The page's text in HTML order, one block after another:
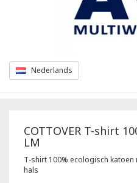
Nederlands
Kostuums
Greiff
Brook Taverner
Jassen
Stropdassen
Werkbroeken
Jeans werkbroeken
Werkbroeken 4-way stretch
Overalls
Werkjassen
Zichtbaarheidskleding
Werkjassen
Werkbroeken
Werkjassen
Veiligheidsvesten
Regenkleding
Cottover
Indushirt
Schoenen
Veiligheidsschoenen
PBM
COTTOVER T-shirt
LM
T-shirt 100% ecologisch
hals